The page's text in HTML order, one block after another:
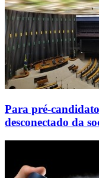
Para pré-
desconectado da